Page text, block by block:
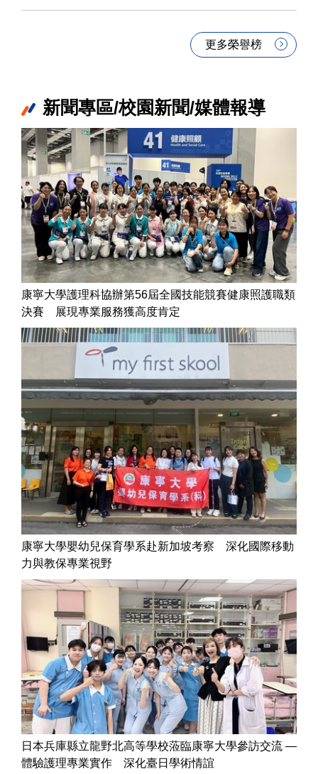
意商品企劃能力。感謝熊漢琳、連章宸老師
更多榮譽榜
新聞專區/校園新聞/媒體報導
康寧大學護理科協辦第56屆全國技能競賽健康照護職類
決賽 展現專業服務獲高度肯定
康寧大學嬰幼兒保育學系赴新加坡考察 深化國際移動
力與教保專業視野
日本兵庫縣立龍野北高等學校蒞臨康寧大學參訪交流 —
體驗護理專業實作 深化臺日學術情誼